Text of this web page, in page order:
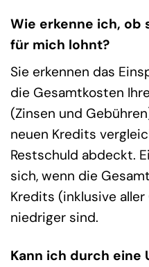
Wie erkenne ich, ob
für mich lohnt?
Sie erkennen das
die Gesamtkosten
(Zinsen und
neuen Kredits
Restschuld abdeckt.
sich, wenn die
Kredits (inklusive
niedriger sind.
Kann ich durch eine